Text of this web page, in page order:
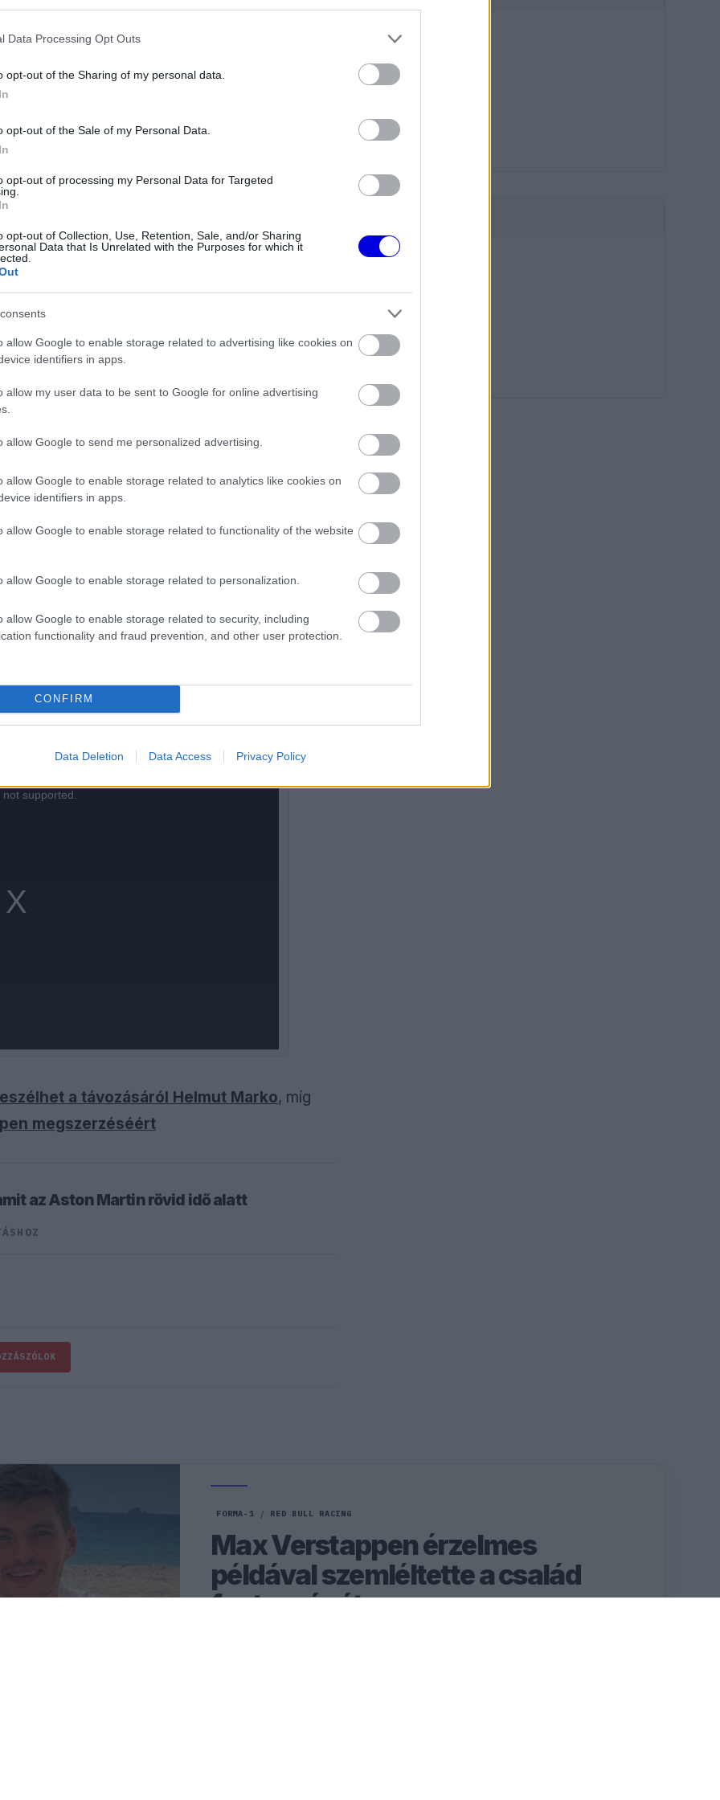
Data Processing Opt Outs
opt-out of the Sharing of my personal data.
opt-out of the Sale of my Personal Data.
opt-out of processing my Personal Data for Targeted
opt-out of Collection, Use, Retention, Sale, and/or Sharing
Data that Is Unrelated with the Purposes for which it
allow Google to enable storage related to advertising like cookies on
identifiers in apps.
allow my user data to be sent to Google for online advertising
allow Google to send me personalized advertising.
allow Google to enable storage related to analytics like cookies on
identifiers in apps.
allow Google to enable storage related to functionality of the website
allow Google to enable storage related to personalization.
allow Google to enable storage related to security, including
functionality and fraud prevention, and other user protection.
CONFIRM
Data Deletion Data Access Privacy Policy
Bahreinbe, így holnap reggel lesz
tudatta, hogy jól van, és hogy a
a Ferrari Max
FORMA-1
13 órakor kezdődik, ekkor kerül sor az
pedig 16 órakor veszi kezdetét, mindkét
the server or network failed or because the
supported.
a távozásáról Helmut Marko, míg
megszerzéséért
az Aston Martin rövid idő alatt
FORMA-1 / RED BULL RACING
Max Verstappen érzelmes
példával szemléltette a család
fontosságát